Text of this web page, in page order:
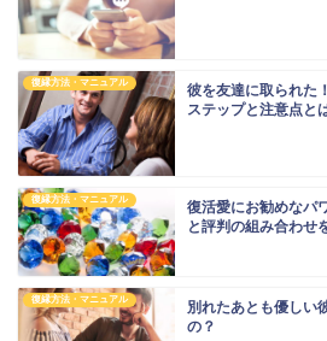
復縁方法・マニュアル
彼を友達に取られた
ステップと注意点と
復縁方法・マニュアル
復活愛にお勧めなパ
と評判の組み合わせ
復縁方法・マニュアル
別れたあとも優しい
の？